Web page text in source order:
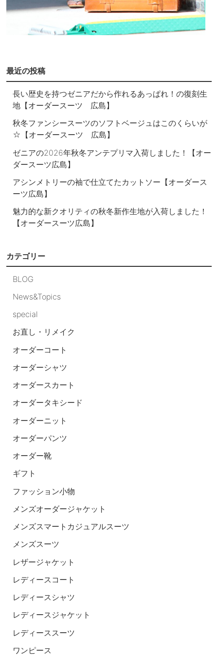
最近の投稿
長い歴史を持つゼニアだから作れるあっぱれ！の復刻生
地【オーダースーツ 広島】
秋冬ファンシースーツのソフトベージュはこのくらいが
☆【オーダースーツ 広島】
ゼニアの2026年秋冬アンテプリマ入荷しました！【オー
ダースーツ広島】
アシンメトリーの袖で仕立てたカットソー【オーダース
ーツ広島】
魅力的な新クオリティの秋冬新作生地が入荷しました！
【オーダースーツ広島】
カテゴリー
BLOG
News&Topics
special
お直し・リメイク
オーダーコート
オーダーシャツ
オーダースカート
オーダータキシード
オーダーニット
オーダーパンツ
オーダー靴
ギフト
ファッション小物
メンズオーダージャケット
メンズスマートカジュアルスーツ
メンズスーツ
レザージャケット
レディースコート
レディースシャツ
レディースジャケット
レディーススーツ
ワンピース